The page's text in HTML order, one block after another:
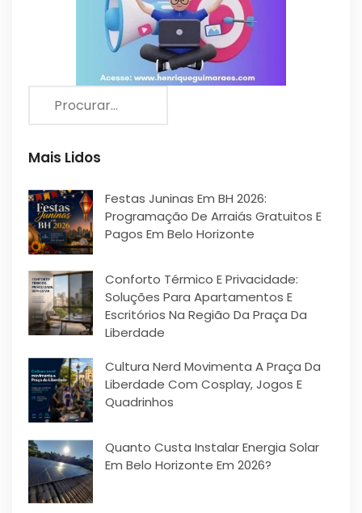
Mais Lidos
Festas Juninas Em BH 2026:
Programação De Arraiás Gratuitos E
Pagos Em Belo Horizonte
Conforto Térmico E Privacidade:
Soluções Para Apartamentos E
Escritórios Na Região Da Praça Da
Liberdade
Cultura Nerd Movimenta A Praça Da
Liberdade Com Cosplay, Jogos E
Quadrinhos
Quanto Custa Instalar Energia Solar
Em Belo Horizonte Em 2026?